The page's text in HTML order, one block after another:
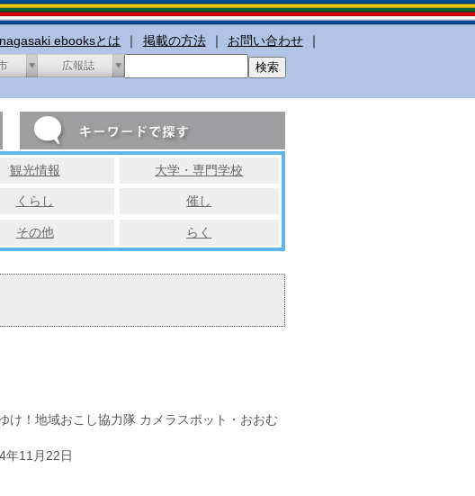
nagasaki ebooksとは ｜ 掲載の方法 ｜ お問い合わせ ｜
広報誌
観光情報 大学・専門学校
くらし 催し
その他 らく
け！地域おこし協力隊 カメラスポット・おおむ
年11月22日